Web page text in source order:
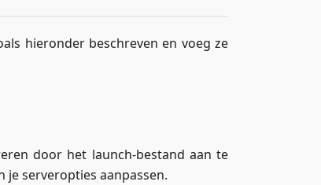
hieronder beschreven en voeg ze
door het launch-bestand aan te
je serveropties aanpassen.